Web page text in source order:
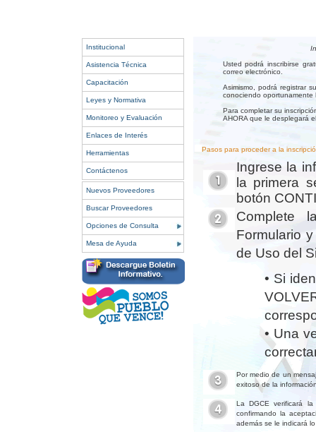
Institucional
Asistencia Técnica
Capacitación
Leyes y Normativa
Monitoreo y Evaluación
Enlaces de Interés
Herramientas
Contáctenos
Nuevos Proveedores
Buscar Proveedores
Opciones de Consulta
Mesa de Ayuda
Usted podrá inscribirse
correo electrónico.
Asimismo, podrá registrar
conociendo oportunamente
Para completar su
AHORA que le desplegará
Pasos para proceder a la
Ingrese la
la primera
botón
Complete
Formulario
de Uso del
• Si
• Una
Por medio de un
exitoso de la
La DGCE verificará
confirmando la
además se le indicará